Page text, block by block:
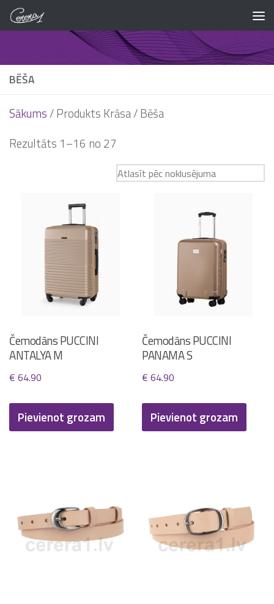
Skip to content
BĒŠA
Sākums/ Produkts Krāsa / Bēša
Rezultāts 1–16 no 27
Čemodāns PUCCINI
ANTALYA M
€ 64.90
Pievienot grozam
Čemodāns PUCCINI
PANAMA S
€ 64.90
Pievienot grozam